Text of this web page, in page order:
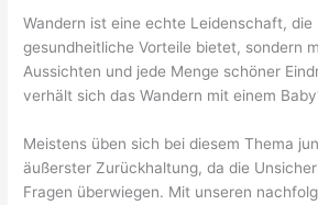
Wandern ist eine echte Leidenschaft, die
gesundheitliche Vorteile bietet, sondern
Aussichten und jede Menge schöner
verhält sich das Wandern mit einem
Meistens üben sich bei diesem Thema
äußerster Zurückhaltung, da die
Fragen überwiegen. Mit unseren